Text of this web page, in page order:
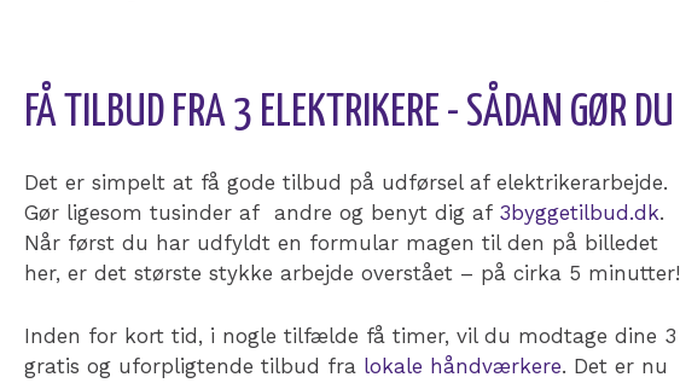
FÅ TILBUD FRA 3 ELEKTRIKERE - SÅDAN GØR DU
Det er simpelt at få gode tilbud på udførsel af elektrikerarbejde.
Gør ligesom tusinder af andre og benyt dig af 3byggetilbud.dk.
Når først du har udfyldt en formular magen til den på billedet
her, er det største stykke arbejde overstået – på cirka 5 minutter!
Inden for kort tid, i nogle tilfælde få timer, vil du modtage dine 3
gratis og uforpligtende tilbud fra lokale håndværkere. Det er nu